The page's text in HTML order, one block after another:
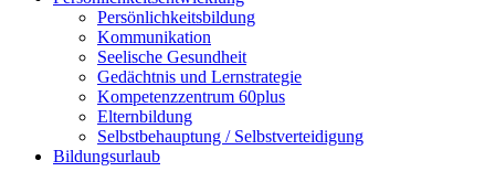
Persönlichkeitsbildung
Kommunikation
Seelische Gesundheit
Gedächtnis und Lernstrategie
Kompetenzzentrum 60plus
Elternbildung
Selbstbehauptung / Selbstverteidigung
Bildungsurlaub